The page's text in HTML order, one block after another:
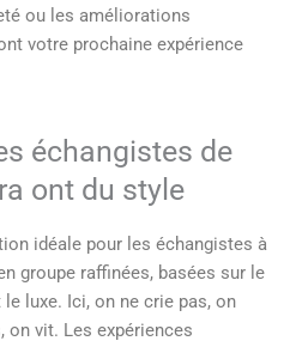
ou les améliorations
votre prochaine expérience
échangistes de
ont du style
idéale pour les échangistes à
groupe raffinées, basées sur le
luxe. Ici, on ne crie pas, on
on vit. Les expériences